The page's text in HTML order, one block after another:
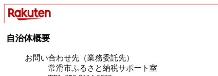
自治体概要
お問い合わせ先（業務委託先）
常滑市ふるさと納税サポート室